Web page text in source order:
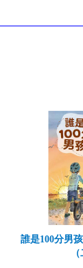
誰是100分男